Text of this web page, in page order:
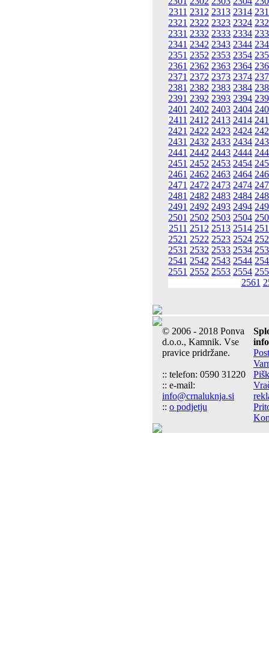
2311 2312 2313 2314
2321 2322 2323 2324
2331 2332 2333 2334
2341 2342 2343 2344
2351 2352 2353 2354
2361 2362 2363 2364
2371 2372 2373 2374
2381 2382 2383 2384
2391 2392 2393 2394
2401 2402 2403 2404
2411 2412 2413 2414
2421 2422 2423 2424
2431 2432 2433 2434
2441 2442 2443 2444
2451 2452 2453 2454
2461 2462 2463 2464
2471 2472 2473 2474
2481 2482 2483 2484
2491 2492 2493 2494
2501 2502 2503 2504
2511 2512 2513 2514
2521 2522 2523 2524
2531 2532 2533 2534
2541 2542 2543 2544
2551 2552 2553 2554
2561
© 2006 - 2018 Ponva
d.o.o., Kamnik. Vse
pravice pridržane.
:: telefon: 0590 31220
:: e-mail:
info@crnaluknja.si
:: o podjetju